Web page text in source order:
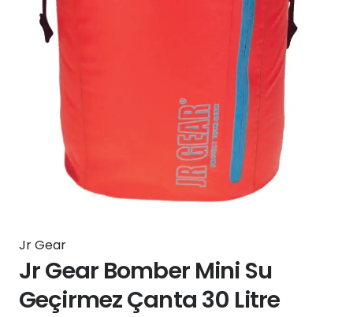
Jr Gear
Jr Gear Bomber Mini Su
Geçirmez Çanta 30 Litre